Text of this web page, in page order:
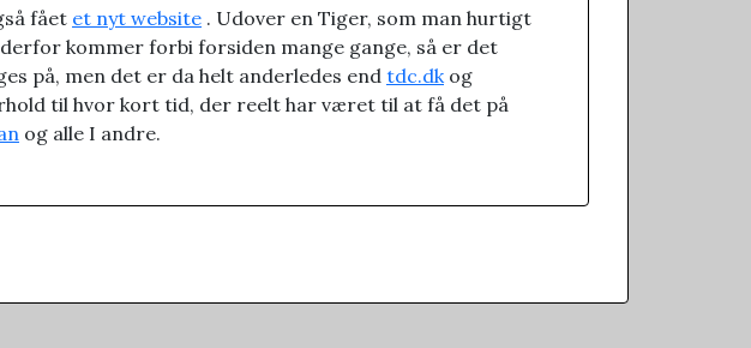
fået et nyt website . Udover en Tiger, som man hurtigt
kommer forbi forsiden mange gange, så er det
på, men det er da helt anderledes end tdc.dkog
til hvor kort tid, der reelt har været til at få det på
og alle I andre.